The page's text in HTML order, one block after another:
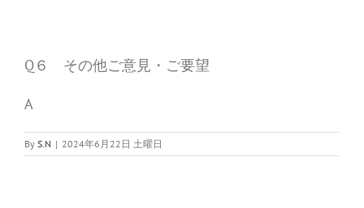
Q６ その他ご意見・ご要望
A
By S.N | 2024年6月22日 土曜日